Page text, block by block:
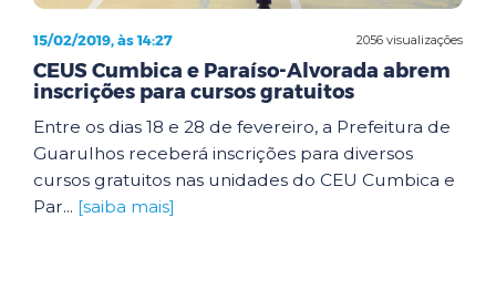
2056 visualizações
15/02/2019, às 14:27
CEUS Cumbica e Paraíso-Alvorada abrem
inscrições para cursos gratuitos
Entre os dias 18 e 28 de fevereiro, a Prefeitura de
Guarulhos receberá inscrições para diversos
cursos gratuitos nas unidades do CEU Cumbica e
Par... [saiba mais]